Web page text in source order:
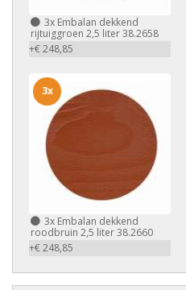
3x Embalan dekkend
rijtuiggroen 2,5 liter 38.2658
+€ 248,85
3x Embalan dekkend
roodbruin 2,5 liter 38.2660
+€ 248,85
3x